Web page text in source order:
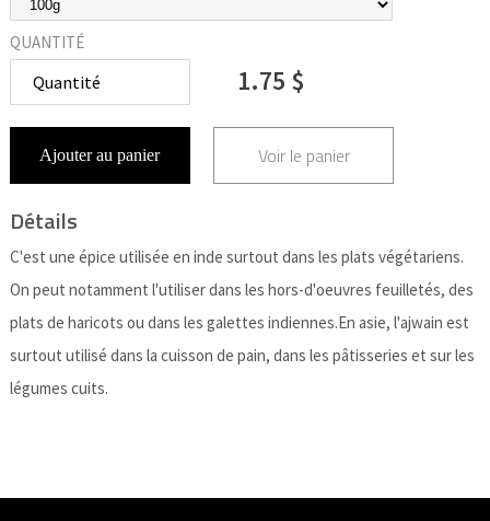
QUANTITÉ
1.75 $
Ajouter au panier Voir le panier
Détails
C'est une épice utilisée en inde surtout dans les plats végétariens.
On peut notamment l'utiliser dans les hors-d'oeuvres feuilletés, des
plats de haricots ou dans les galettes indiennes.En asie, l'ajwain est
surtout utilisé dans la cuisson de pain, dans les pâtisseries et sur les
légumes cuits.